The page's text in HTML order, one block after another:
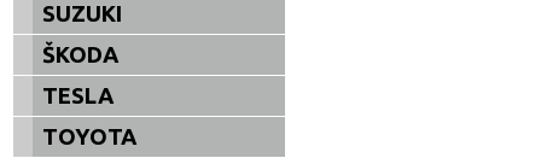
SUZUKI
ŠKODA
TESLA
TOYOTA